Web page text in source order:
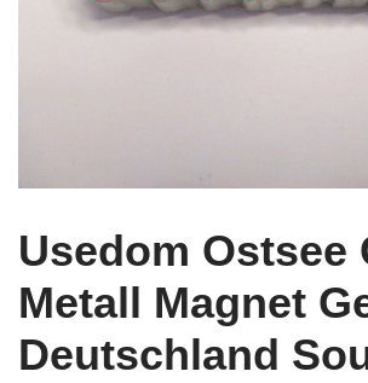
Usedom Ostsee
Metall Magnet
Deutschland